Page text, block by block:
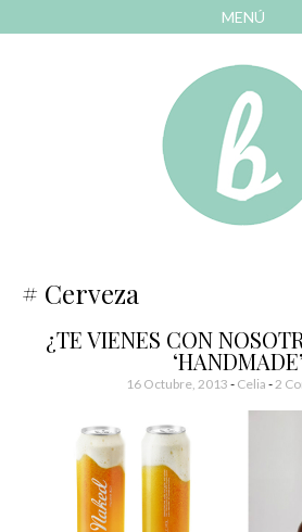
MENÚ
Bonitismos
Cerveza
¿TE VIENES CON
16 Octubre, 2013 - Celia 2